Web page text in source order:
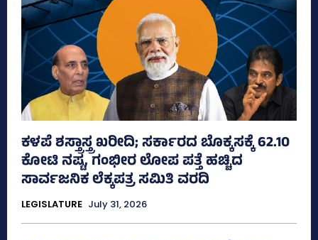
ಕಳಪೆ ಶಸ್ತ್ರಾಸ್ತ್ರ ಖರೀದಿ; ಸರ್ಕಾರದ ಬೊಕ್ಕಸಕ್ಕೆ 62.10
ಕೋಟಿ ನಷ್ಟ, ಗಂಭೀರ ಲೋಪ ಪತ್ತೆ ಹಚ್ಚಿದ
ಸಾರ್ವಜನಿಕ ಲೆಕ್ಕಪತ್ರ ಸಮಿತಿ ವರದಿ
LEGISLATURE July 31, 2026